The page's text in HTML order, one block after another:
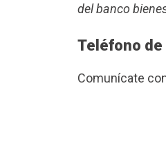
del banco
Teléfono
Comunícate